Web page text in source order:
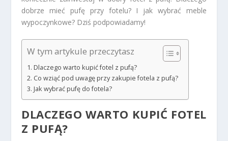
dobrze mieć pufę przy fotelu? I jak wybrać meble
wypoczynkowe? Dziś podpowiadamy!
W tym artykule przeczytasz
Dlaczego warto kupić fotel z pufą?
Co wziąć pod uwagę przy zakupie fotela z pufą?
Jak wybrać pufę do fotela?
DLACZEGO WARTO KUPIĆ FOTEL
Z PUFĄ?